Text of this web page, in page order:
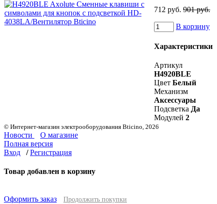
712 руб. 901 руб.
В корзину
Характеристики
Артикул
H4920BLE
Цвет Белый
Механизм
Аксессуары
Подсветка Да
Модулей 2
© Интернет-магазин электрооборудования Bticino, 2026
Новости
О магазине
Полная версия
Вход
/ Регистрация
Товар добавлен в корзину
Оформить заказ Продолжить покупки